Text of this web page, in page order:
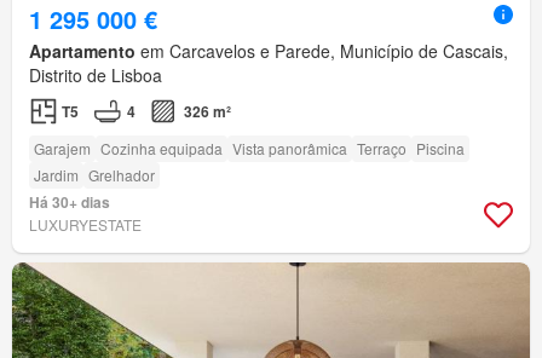
1 295 000 €
Apartamento em Carcavelos e Parede, Município de Cascais,
Distrito de Lisboa
T5 4 326 m²
Garajem Cozinha equipada Vista panorâmica Terraço Piscina
Jardim Grelhador
Há 30+ dias
LUXURYESTATE